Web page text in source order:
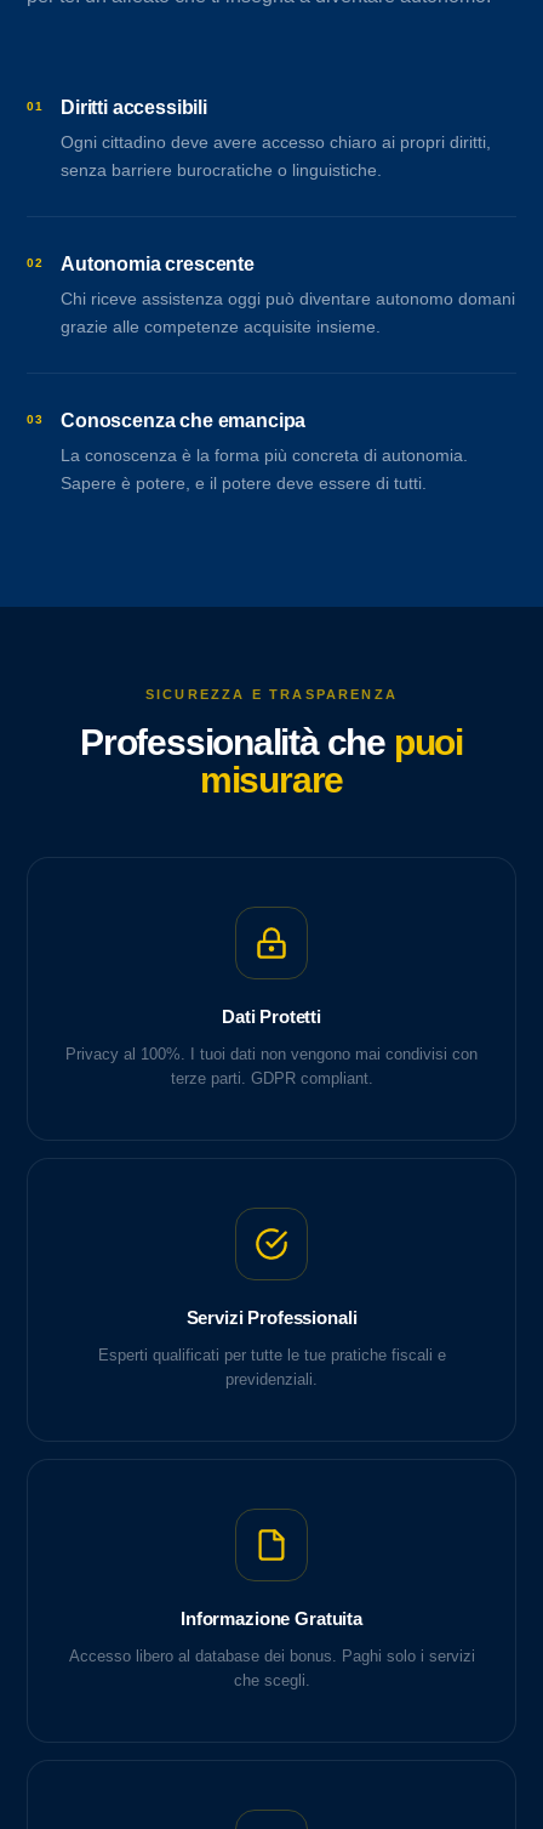
01 Diritti accessibili
Ogni cittadino deve avere accesso chiaro ai propri diritti,
senza barriere burocratiche o linguistiche.
02 Autonomia crescente
Chi riceve assistenza oggi può diventare autonomo domani
grazie alle competenze acquisite insieme.
03 Conoscenza che emancipa
La conoscenza è la forma più concreta di autonomia.
Sapere è potere, e il potere deve essere di tutti.
SICUREZZA E TRASPARENZA
Professionalità che puoi
misurare
Dati Protetti
Privacy al 100%. I tuoi dati non vengono mai condivisi con
terze parti. GDPR compliant.
Servizi Professionali
Esperti qualificati per tutte le tue pratiche fiscali e
previdenziali.
Informazione Gratuita
Accesso libero al database dei bonus. Paghi solo i servizi
che scegli.